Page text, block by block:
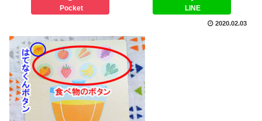
Pocket LINE
2020.02.03